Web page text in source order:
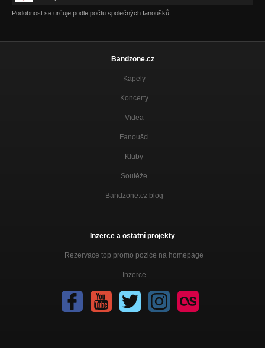
Dokud dejchám
Podobnost se určuje podle počtu společných fanoušků.
Bandzone.cz
Kapely
Koncerty
Videa
Fanoušci
Kluby
Soutěže
Bandzone.cz blog
Inzerce a ostatní projekty
Rezervace top promo pozice na homepage
Inzerce